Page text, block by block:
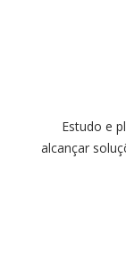
Estudo e
alcançar